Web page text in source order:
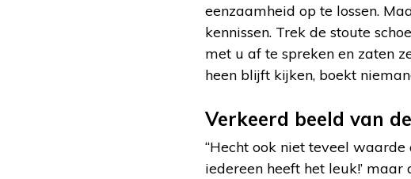
eenzaamheid op te lossen.
kennissen. Trek de stoute
met u af te spreken en zaten
heen blijft kijken, boekt
Verkeerd beeld van
“Hecht ook niet teveel waarde
iedereen heeft het leuk!’